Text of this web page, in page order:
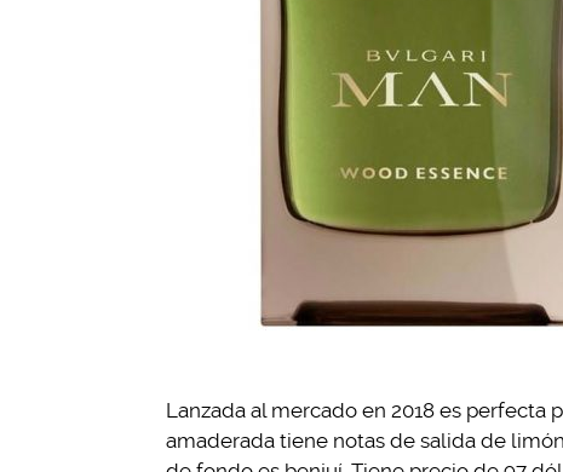
Lanzada al mercado en 2018 es perfecta
amaderada tiene notas de salida de